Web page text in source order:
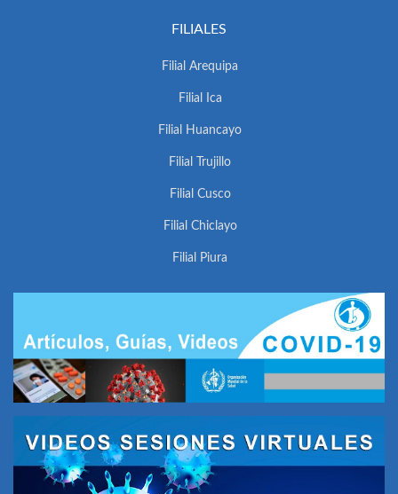
FILIALES
Filial Arequipa
Filial Ica
Filial Huancayo
Filial Trujillo
Filial Cusco
Filial Chiclayo
Filial Piura